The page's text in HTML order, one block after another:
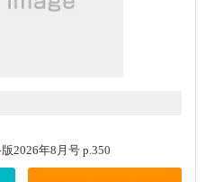
2026年8月号 p.350